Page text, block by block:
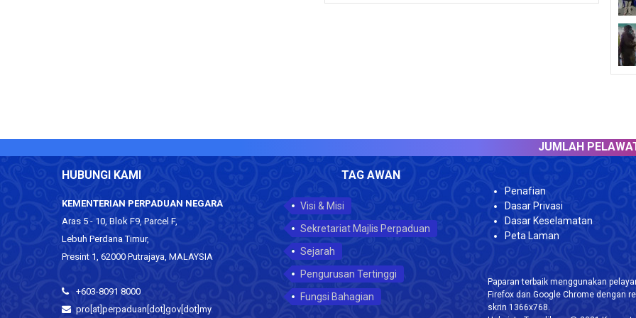
JUMLAH PELAWAT :
HUBUNGI KAMI
KEMENTERIAN PERPADUAN NEGARA
Aras 5 - 10, Blok F9, Parcel F,
Lebuh Perdana Timur,
Presint 1, 62000 Putrajaya, MALAYSIA
+603-8091 8000
pro[at]perpaduan[dot]gov[dot]my
TAG AWAN
Visi & Misi
Sekretariat Majlis Perpaduan
Sejarah
Pengurusan Tertinggi
Fungsi Bahagian
Penafian
Dasar Privasi
Dasar Keselamatan
Peta Laman
Paparan terbaik menggunakan
Firefox dan Google Chrome dengan
skrin 1366x768.